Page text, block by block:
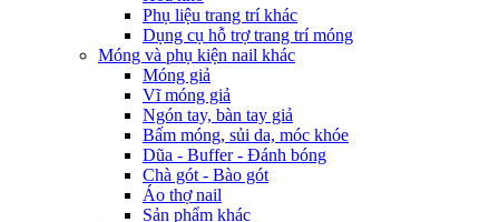
Phụ liệu trang trí khác
Dụng cụ hỗ trợ trang trí móng
Móng và phụ kiện nail khác
Móng giả
Vĩ móng giả
Ngón tay, bàn tay giả
Bấm móng, sủi da, móc khóe
Dũa - Buffer - Đánh bóng
Chà gót - Bào gót
Áo thợ nail
Sản phẩm khác